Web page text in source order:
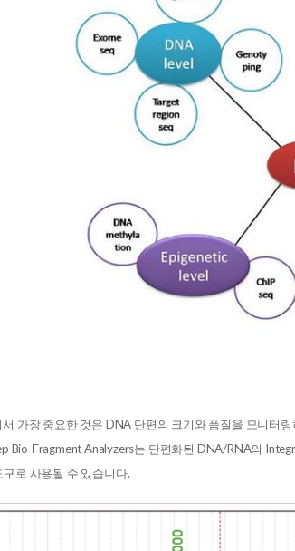
가장 중요한 것은 DNA 단편의 크기와 품질을 모니터
Bio-Fragment Analyzers는 단편화된 DNA/RNA의
로 사용될 수 있습니다.